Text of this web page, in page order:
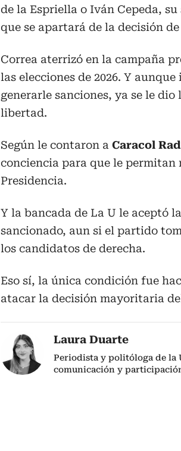
de la Espriella o Iván Cepeda,
que se apartará de la decisión
Correa aterrizó en la campaña
las elecciones de 2026. Y
generarle sanciones, ya se le
libertad.
Según le contaron a Caracol
conciencia para que le permitan
Presidencia.
Y la bancada de La U le aceptó
sancionado, aun si el partido
los candidatos de derecha.
Eso sí, la única condición fue
atacar la decisión mayoritaria
Laura Duarte
Periodista y politóloga de la
comunicación y